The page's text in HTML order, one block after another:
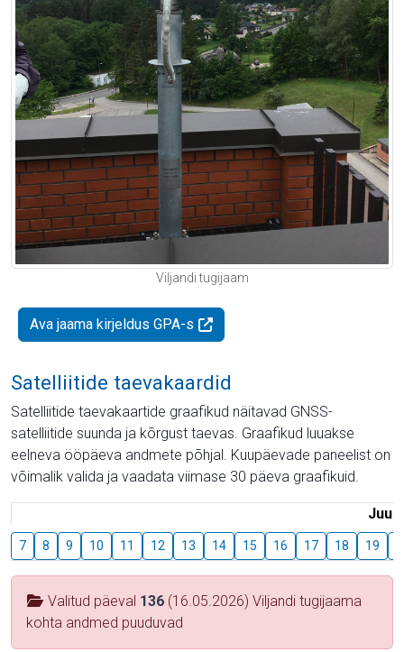
Viljandi tugijaam
Ava jaama kirjeldus GPA-s
Satelliitide taevakaardid
Satelliitide taevakaartide graafikud näitavad GNSS-
satelliitide suunda ja kõrgust taevas. Graafikud luuakse
eelneva ööpäeva andmete põhjal. Kuupäevade paneelist on
võimalik valida ja vaadata viimase 30 päeva graafikuid.
Juuli
7 8 9 10 11 12 13 14 15 16 17 18 19
Valitud päeval 136 (16.05.2026) Viljandi tugijaama
kohta andmed puuduvad